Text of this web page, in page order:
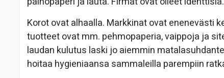
Korot ovat alhaalla. Markkinat ovat
tuotteet ovat mm. pehmopaperia, vaippoja ja
laudan kulutus laski jo aiemmin
hoitaa hygieniaansa sammaleilla parempiin